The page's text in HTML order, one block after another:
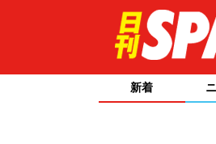
新着